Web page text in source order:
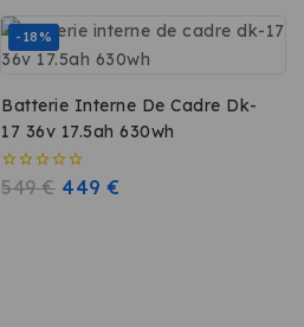
-18%
Batterie Interne De Cadre Dk-
17 36v 17.5ah 630wh
0
549€ 449€